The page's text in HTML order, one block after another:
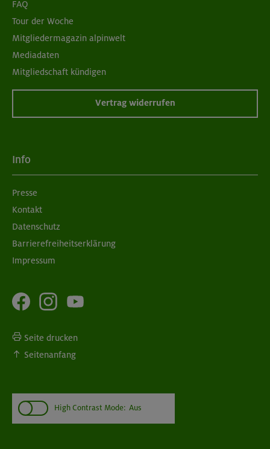
FAQ
Tour der Woche
Mitgliedermagazin alpinwelt
Mediadaten
Mitgliedschaft kündigen
Vertrag widerrufen
Info
Presse
Kontakt
Datenschutz
Barrierefreiheitserklärung
Impressum
Seite drucken
Seitenanfang
High Contrast Mode: Aus